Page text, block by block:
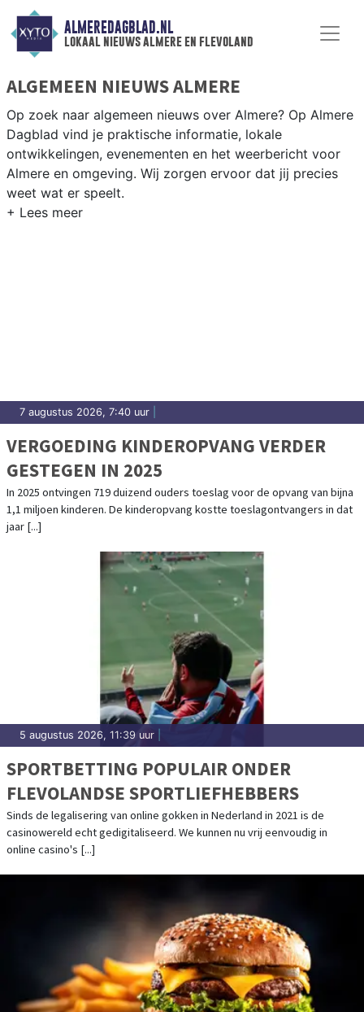
ALMEREDAGBLAD.NL
lokaal nieuws almere en flevoland
ALGEMEEN NIEUWS ALMERE
Op zoek naar algemeen nieuws over Almere? Op Almere
Dagblad vind je praktische informatie, lokale
ontwikkelingen, evenementen en het weerbericht voor
Almere en omgeving. Wij zorgen ervoor dat jij precies
weet wat er speelt.
7 augustus 2026, 7:40 uur
VERGOEDING KINDEROPVANG VERDER
GESTEGEN IN 2025
In 2025 ontvingen 719 duizend ouders toeslag voor de opvang van bijna
1,1 miljoen kinderen. De kinderopvang kostte toeslagontvangers in dat
jaar [...]
5 augustus 2026, 11:39 uur
SPORTBETTING POPULAIR ONDER
FLEVOLANDSE SPORTLIEFHEBBERS
Sinds de legalisering van online gokken in Nederland in 2021 is de
casinowereld echt gedigitaliseerd. We kunnen nu vrij eenvoudig in
online casino's [...]